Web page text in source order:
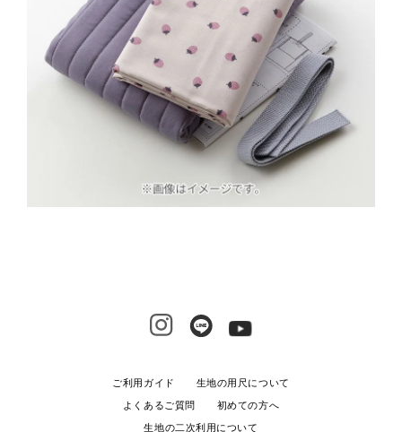
ご利用ガイド 生地の用尺について
よくあるご質問 初めての方へ
生地の二次利用について